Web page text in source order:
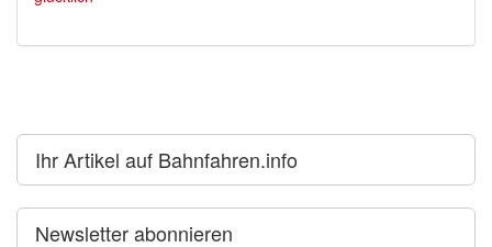
Ihr Artikel auf Bahnfahren.info
Newsletter abonnieren